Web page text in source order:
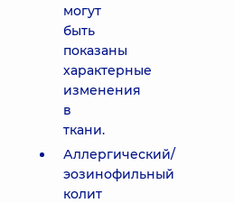
могут
быть
показаны
характерные
изменения
в
ткани.
Аллергический/
эозинофильный
колит